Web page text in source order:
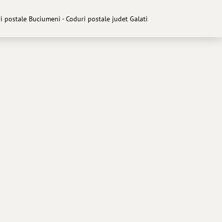
postale Buciumeni - Coduri postale judet Galati